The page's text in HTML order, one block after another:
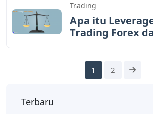
Trading
Apa itu
Trading Forex
1 2
Terbaru